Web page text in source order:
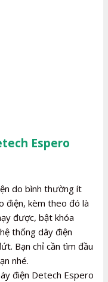
Espero
do bình thường ít
điện, kèm theo đó là
được, bật khóa
thống dây điện
Bạn chỉ cần tìm đầu
nhé.
điện Detech Espero